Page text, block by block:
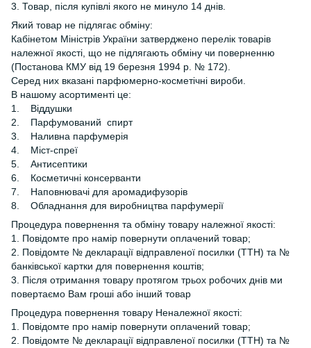
3. Товар, після купівлі якого не минуло 14 днів.
Який товар не підлягає обміну:
Кабінетом Міністрів України затверджено перелік товарів
належної якості, що не підлягають обміну чи поверненню
(Постанова КМУ від 19 березня 1994 р. № 172).
Серед них вказані парфюмерно-косметічні вироби.
В нашому асортименті це:
1. Віддушки
2. Парфумований спирт
3. Наливна парфумерія
4. Міст-спреї
5. Антисептики
6. Косметичні консерванти
7. Наповнювачі для аромадифузорів
8. Обладнання для виробництва парфумерії
Процедура повернення та обміну товару належної якості:
1. Повідомте про намір повернути оплачений товар;
2. Повідомте № декларації відправленої посилки (ТТН) та №
банківської картки для повернення коштів;
3. Після отримання товару протягом трьох робочих днів ми
повертаємо Вам гроші або інший товар
Процедура повернення товару Неналежної якості:
1. Повідомте про намір повернути оплачений товар;
2. Повідомте № декларації відправленої посилки (ТТН) та №